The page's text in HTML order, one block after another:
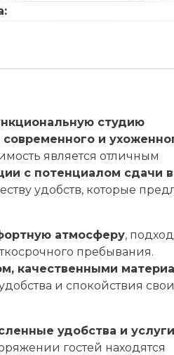
студию
и
является отличным
с потенциалом сдачи в
удобств, которые
атмосферу,
пребывания.
качественными
и спокойствия
удобства и услуги
гостей находятся